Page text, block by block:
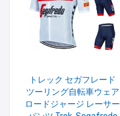
トレック セガフレード
ツーリング自転車ウェア
ロードジャージ レーサー